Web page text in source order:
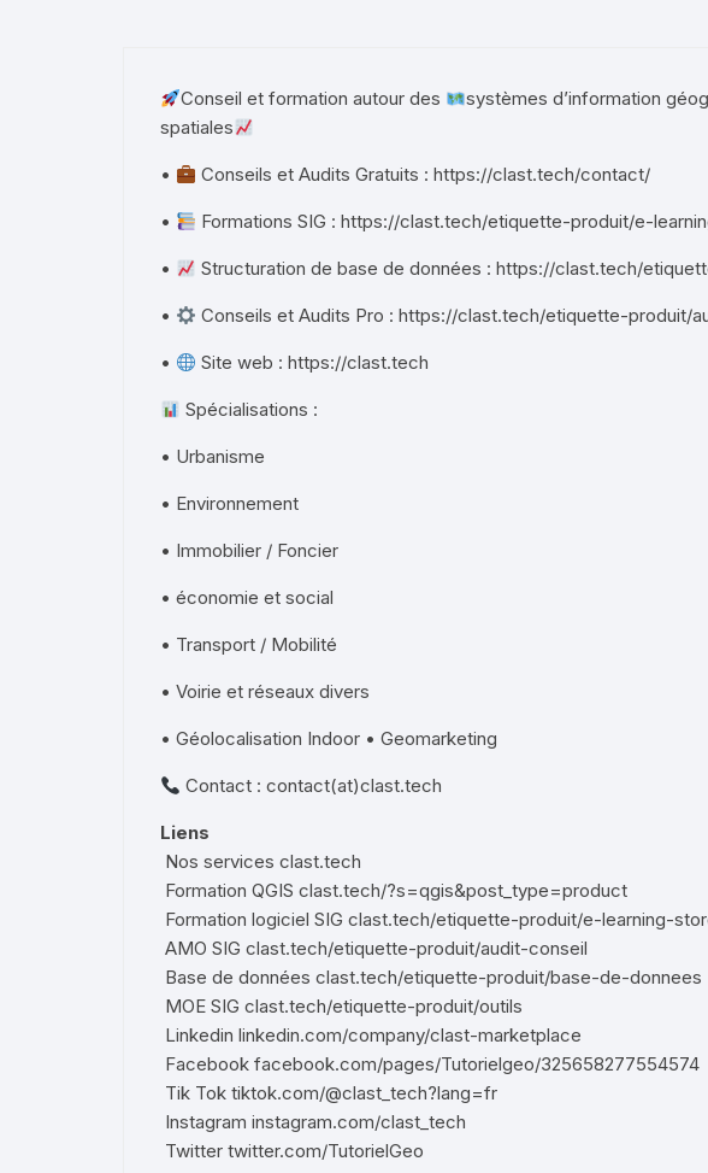
Conseil et formation autour des systèmes d’information
spatiales
• Conseils et Audits Gratuits : https://clast.tech/contact/
• Formations SIG : https://clast.tech/etiquette-produit/e-
• Structuration de base de données : https://clast.tech/
• Conseils et Audits Pro : https://clast.tech/etiquette-produit/
• Site web : https://clast.tech
Spécialisations :
• Urbanisme
• Environnement
• Immobilier / Foncier
• économie et social
• Transport / Mobilité
• Voirie et réseaux divers
• Géolocalisation Indoor • Geomarketing
Contact : contact(at)clast.tech
Liens
Nos services clast.tech
Formation QGIS clast.tech/?s=qgis&post_type=product
Formation logiciel SIG clast.tech/etiquette-produit/e-learning-
AMO SIG clast.tech/etiquette-produit/audit-conseil
Base de données clast.tech/etiquette-produit/base-de-donnees
MOE SIG clast.tech/etiquette-produit/outils
Linkedin linkedin.com/company/clast-marketplace
Facebook facebook.com/pages/Tutorielgeo/325658277554574
Tik Tok tiktok.com/@clast_tech?lang=fr
Instagram instagram.com/clast_tech
Twitter twitter.com/TutorielGeo